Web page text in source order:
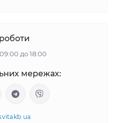
до 18:00
мережах: